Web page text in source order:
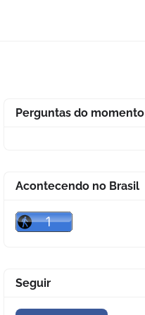
Perguntas do momento
Acontecendo no Brasil
Seguir